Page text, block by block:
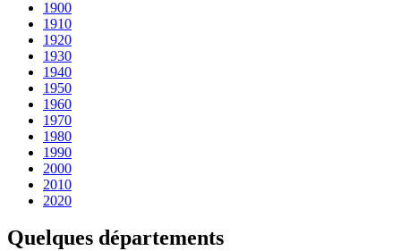
1900
1910
1920
1930
1940
1950
1960
1970
1980
1990
2000
2010
2020
Quelques départements